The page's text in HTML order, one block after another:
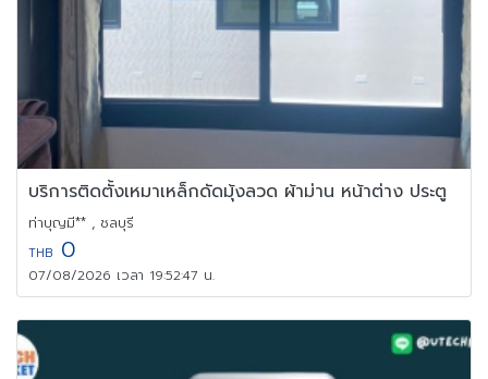
บริการติดตั้งเหมาเหล็กดัดมุ้งลวด ผ้าม่าน หน้าต่าง ประตู
ท่าบุญมี** , ชลบุรี
THB 0
07/08/2026 เวลา 19:52:47 น.